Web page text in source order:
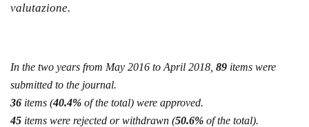
valutazione.
In the two years from May 2016 to April 2018, 89 items were
submitted to the journal.
36 items (40.4% of the total) were approved.
45 items were rejected or withdrawn (50.6% of the total).